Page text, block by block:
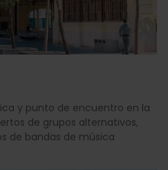
y punto de encuentro en la
de grupos alternativos,
de bandas de música